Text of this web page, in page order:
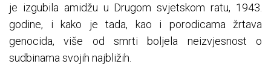
je izgubila amidžu u Drugom svjetskom ratu, 1943.
godine, i kako je tada, kao i porodicama žrtava
genocida, više od smrti boljela neizvjesnost o
sudbinama svojih najbližih.